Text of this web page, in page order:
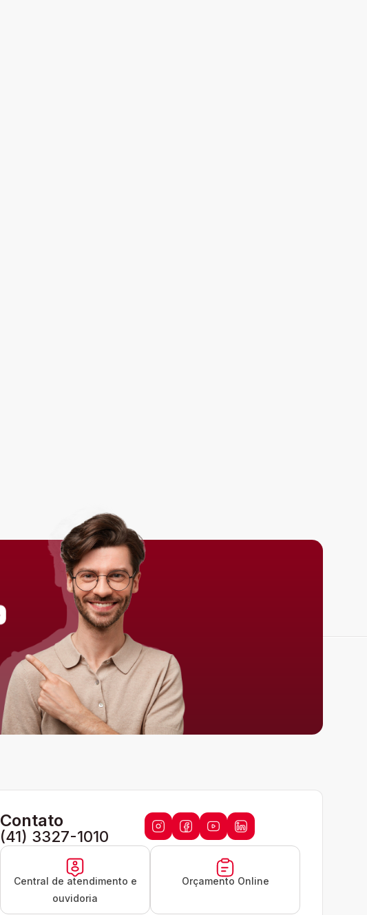
Contato
(41) 3327-1010
Central de atendimento e
ouvidoria
Orçamento Online